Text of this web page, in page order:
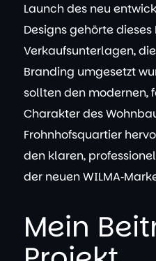
Launch des neu
Designs gehörte
Verkaufsunterlagen,
Branding umgesetzt
sollten den modernen,
Charakter des
Frohnhofsquartier
den klaren,
der neuen
Mein